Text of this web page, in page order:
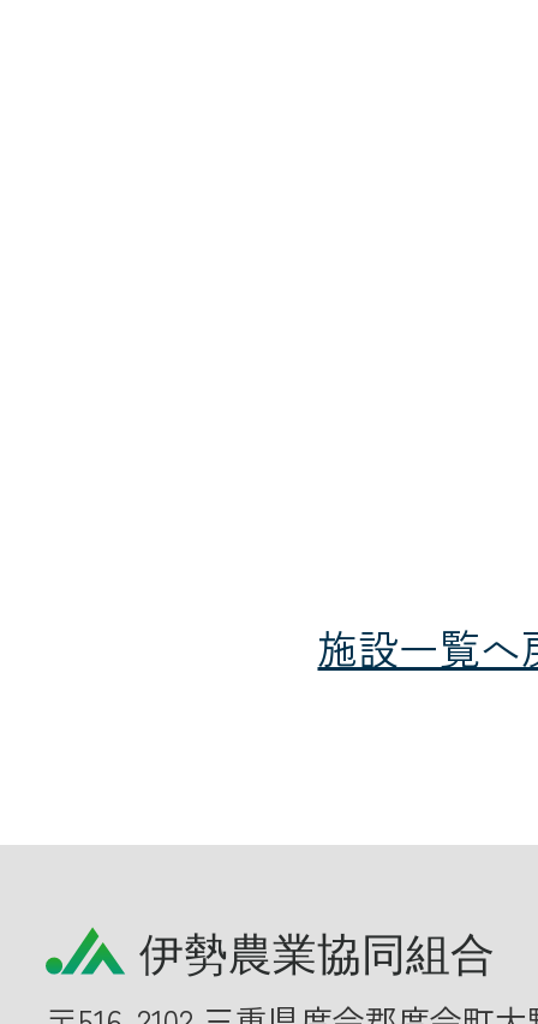
施設一覧へ